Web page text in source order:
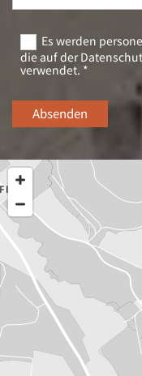
Es werden
die auf der
verwendet. *